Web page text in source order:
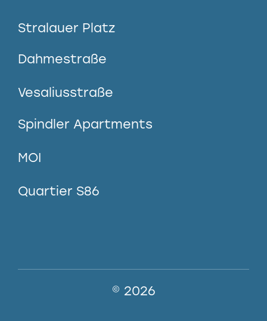
Stralauer Platz
Dahmestraße
Vesaliusstraße
Spindler Apartments
MOI
Quartier S86
© 2026